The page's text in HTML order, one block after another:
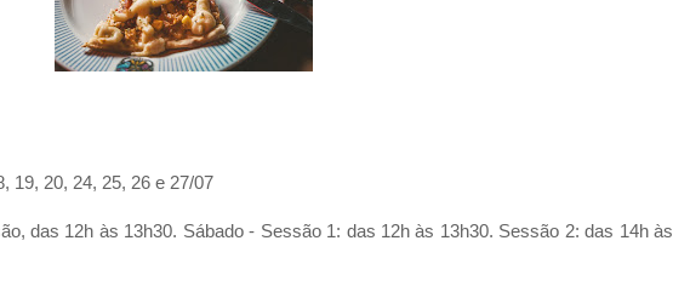
19, 20, 24, 25, 26 e 27/07
das 12h às 13h30. Sábado - Sessão 1: das 12h às 13h30. Sessão 2: das 14h às